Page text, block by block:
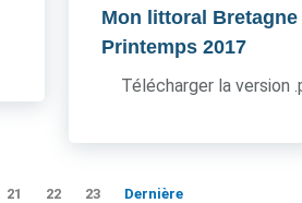
Mon littoral Bretagne
Printemps 2017
Télécharger la version
21 22 23 Dernière